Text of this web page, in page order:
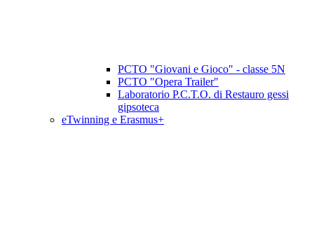
PCTO "Giovani e Gioco" - classe 5N
PCTO "Opera Trailer"
Laboratorio P.C.T.O. di Restauro gessi
gipsoteca
eTwinning e Erasmus+